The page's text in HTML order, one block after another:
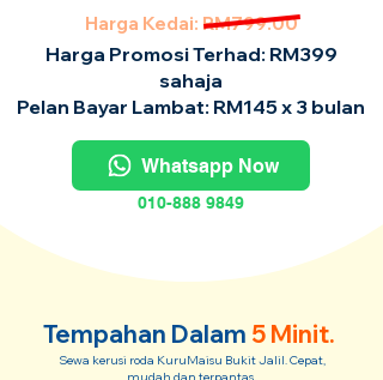
Harga Kedai: RM799.00
Harga Promosi Terhad: RM399
sahaja
Pelan Bayar Lambat: RM145 x 3 bulan
Whatsapp Now
010-888 9849
Tempahan Dalam 5 Minit.
Sewa kerusi roda KuruMaisu Bukit Jalil. Cepat,